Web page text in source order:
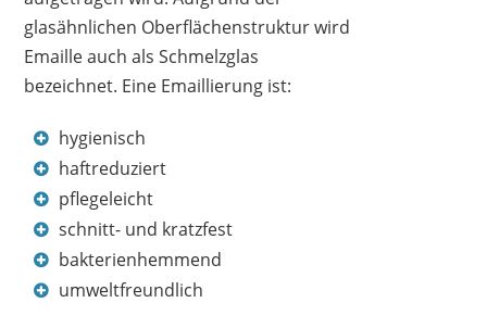
glasähnlichen Oberflächenstruktur wird
Emaille auch als Schmelzglas
bezeichnet. Eine Emaillierung ist:
hygienisch
haftreduziert
pflegeleicht
schnitt- und kratzfest
bakterienhemmend
umweltfreundlich